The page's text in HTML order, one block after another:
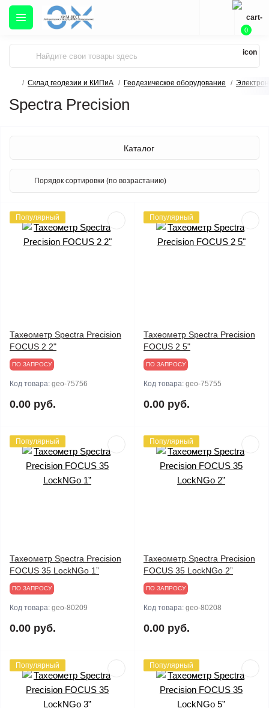
0
Склад геодезии и КИПиА Геодезическое оборудование
Spectra Precision
Каталог
Популярный
Тахеометр Spectra Precision
FOCUS 2 2"
ПО ЗАПРОСУ
Код товара: geo-75756
0.00 руб.
Популярный
Тахеометр Spectra Precision
FOCUS 2 5"
ПО ЗАПРОСУ
Код товара: geo-75755
0.00 руб.
Популярный
Тахеометр Spectra Precision
FOCUS 35 LockNGo 1”
ПО ЗАПРОСУ
Код товара: geo-80209
0.00 руб.
Популярный
Тахеометр Spectra Precision
FOCUS 35 LockNGo 2”
ПО ЗАПРОСУ
Код товара: geo-80208
0.00 руб.
Популярный Популярный